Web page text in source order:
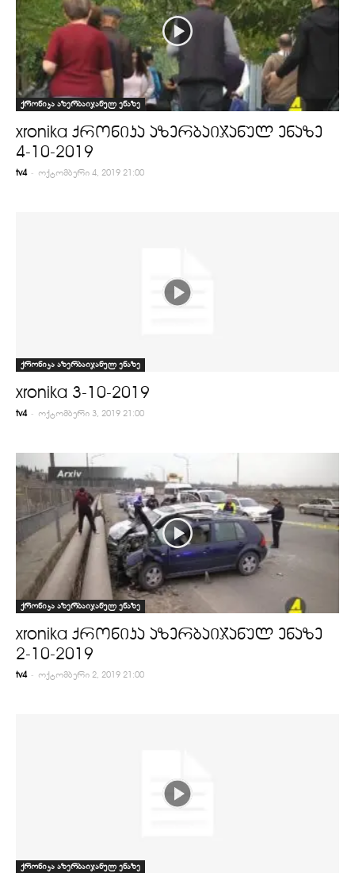
ქრონიკა აზერბაიჯანულ ენაზე
xronika ქრონიკა აზერბაიჯანულ ენაზე
4-10-2019
tv4 - ოქტომბერი 4, 2019 21:00
ქრონიკა აზერბაიჯანულ ენაზე
xronika 3-10-2019
tv4 - ოქტომბერი 3, 2019 21:00
ქრონიკა აზერბაიჯანულ ენაზე
xronika ქრონიკა აზერბაიჯანულ ენაზე
2-10-2019
tv4 - ოქტომბერი 2, 2019 21:00
ქრონიკა აზერბაიჯანულ ენაზე